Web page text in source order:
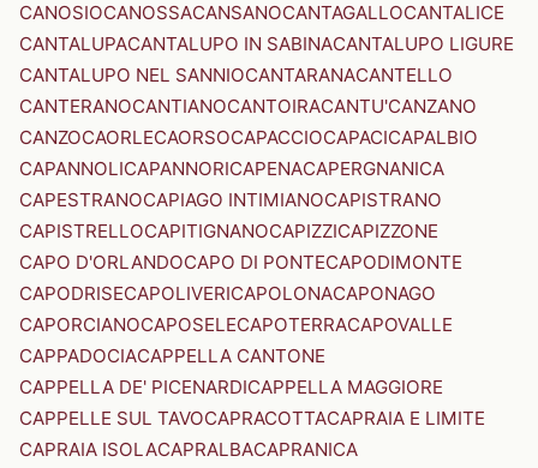
CANOSIOCANOSSACANSANOCANTAGALLOCANTALICE
CANTALUPACANTALUPO IN SABINACANTALUPO LIGURE
CANTALUPO NEL SANNIOCANTARANACANTELLO
CANTERANOCANTIANOCANTOIRACANTU'CANZANO
CANZOCAORLECAORSOCAPACCIOCAPACICAPALBIO
CAPANNOLICAPANNORICAPENACAPERGNANICA
CAPESTRANOCAPIAGO INTIMIANOCAPISTRANO
CAPISTRELLOCAPITIGNANOCAPIZZICAPIZZONE
CAPO D'ORLANDOCAPO DI PONTECAPODIMONTE
CAPODRISECAPOLIVERICAPOLONACAPONAGO
CAPORCIANOCAPOSELECAPOTERRACAPOVALLE
CAPPADOCIACAPPELLA CANTONE
CAPPELLA DE' PICENARDICAPPELLA MAGGIORE
CAPPELLE SUL TAVOCAPRACOTTACAPRAIA E LIMITE
CAPRAIA ISOLACAPRALBACAPRANICA